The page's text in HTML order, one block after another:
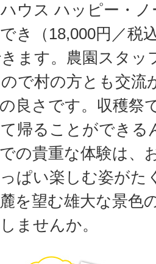
ハウス ハッピー・
き（18,000円／税
ます。農園スタ
ので村の方とも交
良さです。収穫祭
帰ることができる
の貴重な体験は、
ぱい楽しむ姿がた
を望む雄大な景色
ませんか。